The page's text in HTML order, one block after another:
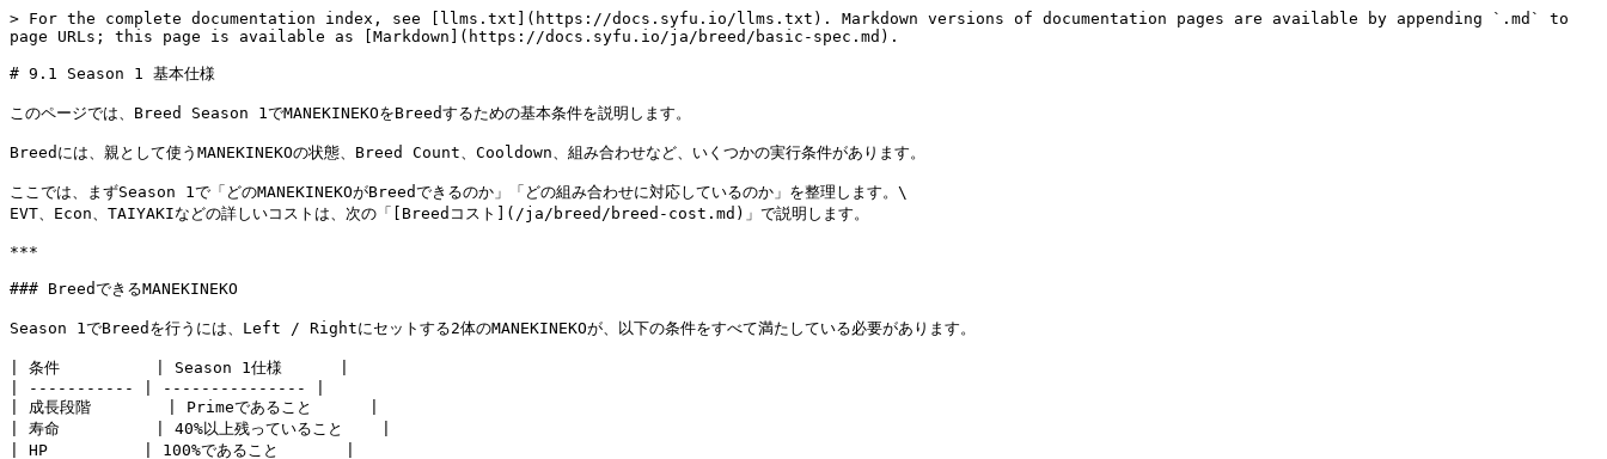
> For the complete documentation index, see [llms.txt](https://docs.syfu.io/llms.txt). Markdown versions of documentation pages are available by appending `.md` to
page URLs; this page is available as [Markdown](https://docs.syfu.io/ja/breed/basic-spec.md).
# 9.1 Season 1 基本仕様
このページでは、Breed Season 1でMANEKINEKOをBreedするための基本条件を説明します。
Breedには、親として使うMANEKINEKOの状態、Breed Count、Cooldown、組み合わせなど、いくつかの実行条件があります。
ここでは、まずSeason 1で「どのMANEKINEKOがBreedできるのか」「どの組み合わせに対応しているのか」を整理します。\
EVT、Econ、TAIYAKIなどの詳しいコストは、次の「[Breedコスト](/ja/breed/breed-cost.md)」で説明します。
***
### BreedできるMANEKINEKO
Season 1でBreedを行うには、Left / Rightにセットする2体のMANEKINEKOが、以下の条件をすべて満たしている必要があります。
| 条件          | Season 1仕様      |
| ----------- | --------------- |
| 成長段階        | Primeであること      |
| 寿命          | 40%以上残っていること    |
| HP          | 100%であること       |